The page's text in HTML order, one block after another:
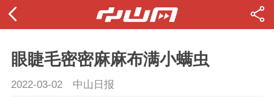
眼睫毛密密麻麻布满小螨虫
2022-03-02 中山日报